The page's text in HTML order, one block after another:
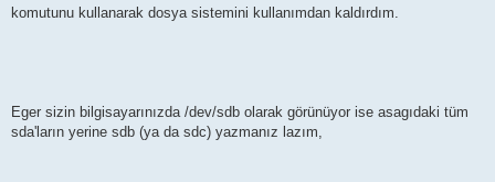
komutunu kullanarak dosya sistemini kullanımdan kaldırdım.
Eger sizin bilgisayarınızda /dev/sdb olarak görünüyor ise asagıdaki tüm
sda'ların yerine sdb (ya da sdc) yazmanız lazım,